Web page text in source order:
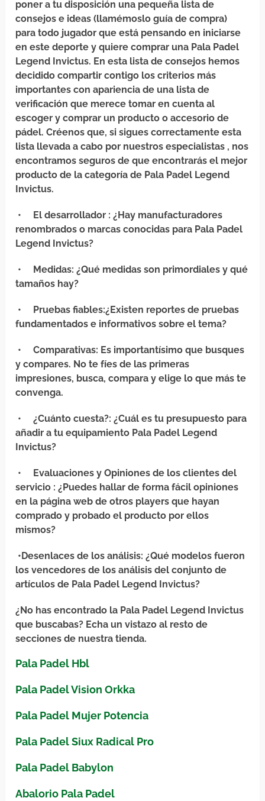
poner a tu disposición una pequeña lista de
consejos e ideas (llamémoslo guía de compra)
para todo jugador que está pensando en iniciarse
en este deporte y quiere comprar una Pala Padel
Legend Invictus. En esta lista de consejos hemos
decidido compartir contigo los criterios más
importantes con apariencia de una lista de
verificación que merece tomar en cuenta al
escoger y comprar un producto o accesorio de
pádel. Créenos que, si sigues correctamente esta
lista llevada a cabo por nuestros especialistas , nos
encontramos seguros de que encontrarás el mejor
producto de la categoría de Pala Padel Legend
Invictus.
• El desarrollador : ¿Hay manufacturadores
renombrados o marcas conocidas para Pala Padel
Legend Invictus?
• Medidas: ¿Qué medidas son primordiales y qué
tamaños hay?
• Pruebas fiables:¿Existen reportes de pruebas
fundamentados e informativos sobre el tema?
•Comparativas: Es importantísimo que busques
y compares. No te fíes de las primeras
impresiones, busca, compara y elige lo que más te
convenga.
•¿Cuánto cuesta?: ¿Cuál es tu presupuesto para
añadir a tu equipamiento Pala Padel Legend
Invictus?
•
Evaluaciones y Opiniones de los clientes del
servicio : ¿Puedes hallar de forma fácil opiniones
en la página web de otros players que hayan
comprado y probado el producto por ellos
mismos?
• Desenlaces de los análisis: ¿Qué modelos fueron
los vencedores de los análisis del conjunto de
artículos de Pala Padel Legend Invictus?
¿No has encontrado la Pala Padel Legend Invictus
que buscabas? Echa un vistazo al resto de
secciones de nuestra tienda.
Pala Padel Hbl
Pala Padel Vision Orkka
Pala Padel Mujer Potencia
Pala Padel Siux Radical Pro
Pala Padel Babylon
Abalorio Pala Padel